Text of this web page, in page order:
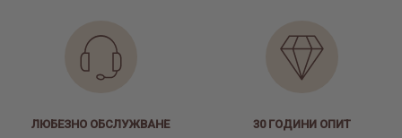
ЛЮБЕЗНО ОБСЛУЖВАНЕ
30 ГОДИНИ ОПИТ